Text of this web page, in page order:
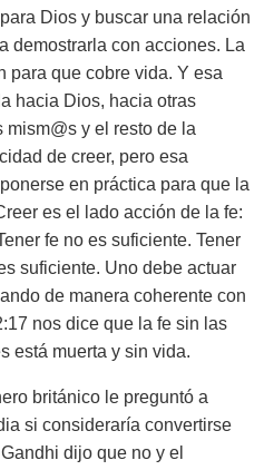
Dios y buscar una relación
demostrarla con acciones. La
para que cobre vida. Y esa
hacia Dios, hacia otras
mism@s y el resto de la
de creer, pero esa
en práctica para que la
es el lado acción de la fe:
fe no es suficiente. Tener
suficiente. Uno debe actuar
de manera coherente con
nos dice que la fe sin las
está muerta y sin vida.
británico le preguntó a
si consideraría convertirse
dijo que no y el